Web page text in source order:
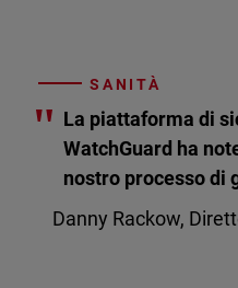
SANITÀ
" La piattaforma di
WatchGuard ha
nostro processo di
Danny Rackow,